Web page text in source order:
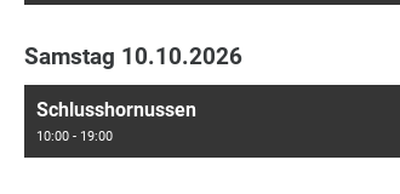
Samstag 10.10.2026
Schlusshornussen
10:00 - 19:00